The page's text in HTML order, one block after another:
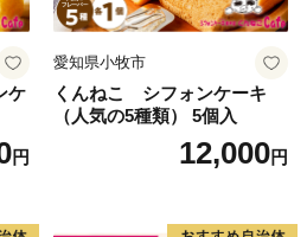
ケ
円
愛知県小牧市
くんねこ シフォンケーキ
（人気の5種類） 5個入
12,000円